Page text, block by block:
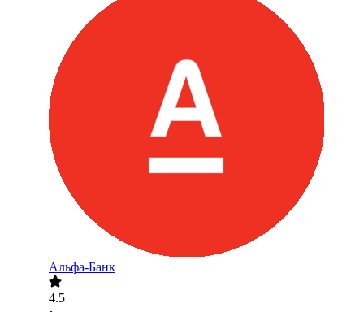
Альфа-Банк
4.5